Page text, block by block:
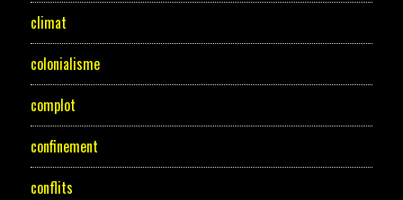
climat
colonialisme
complot
confinement
conflits